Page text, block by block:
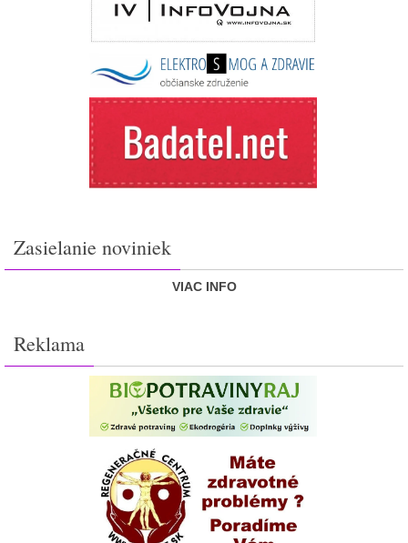
Zasielanie noviniek
VIAC INFO
Reklama